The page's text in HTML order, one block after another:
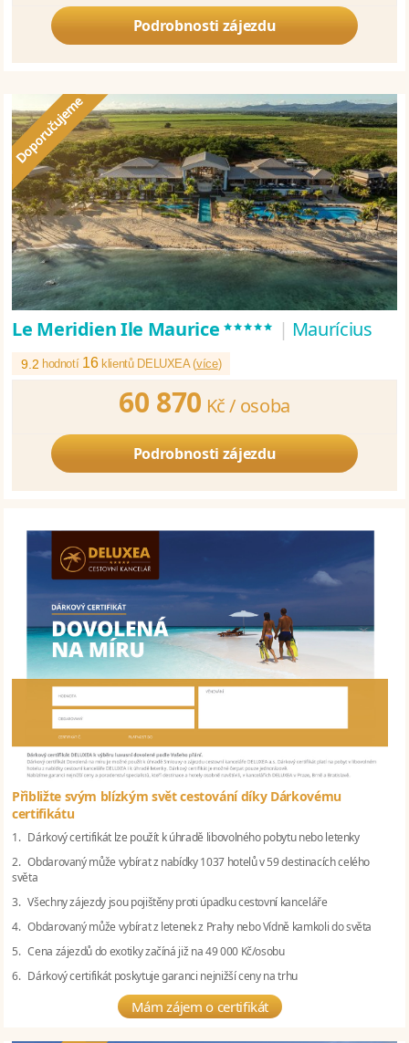
Podrobnosti zájezdu
Le Meridien Ile Maurice***** | Maurícius
9.2 hodnotí 16klientů DELUXEA (více)
60 870 Kč / osoba
Podrobnosti zájezdu
Přibližte svým blízkým svět cestování díky Dárkovému
certifikátu
1. Dárkový certifikát lze použít k úhradě libovolného pobytu nebo letenky
2. Obdarovaný může vybírat z nabídky 1037 hotelů v 59 destinacích celého
světa
3. Všechny zájezdy jsou pojištěny proti úpadku cestovní kanceláře
4. Obdarovaný může vybírat z letenek z Prahy nebo Vídně kamkoli do světa
5. Cena zájezdů do exotiky začíná již na 49 000 Kč/osobu
6. Dárkový certifikát poskytuje garanci nejnižší ceny na trhu
Mám zájem o certifikát